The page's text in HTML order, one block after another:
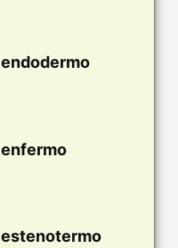
endodermo
enfermo
estenotermo